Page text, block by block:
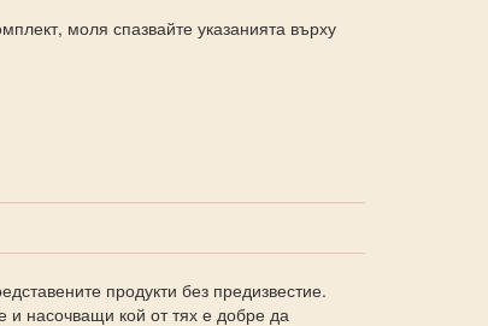
моля спазвайте указанията върху
продукти без предизвестие.
и насочващи кой от тях е добре да